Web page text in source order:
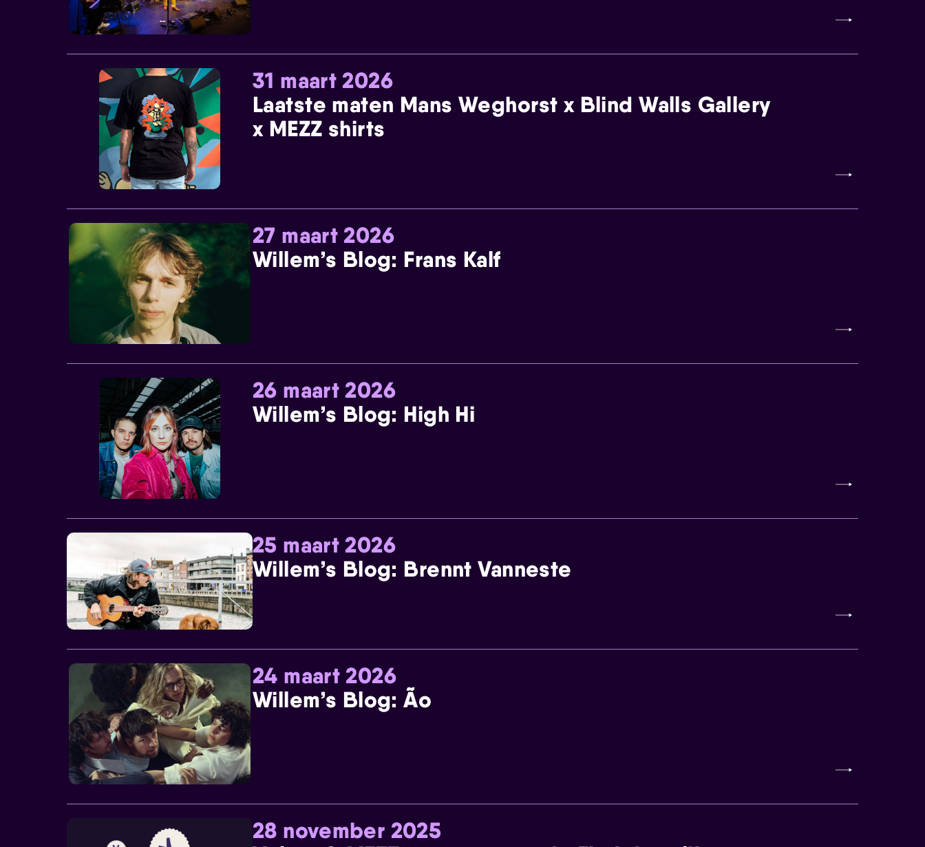
31 maart 2026
Laatste maten Mans Weghorst x Blind Walls Gallery
x MEZZ shirts
27 maart 2026
Willem’s Blog: Frans Kalf
26 maart 2026
Willem’s Blog: High Hi
25 maart 2026
Willem’s Blog: Brennt Vanneste
24 maart 2026
Willem’s Blog: Ão
28 november 2025